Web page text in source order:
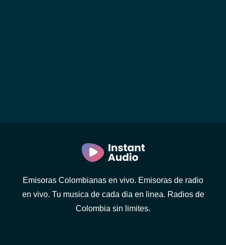
Emisoras Colombianas en vivo. Emisoras de radio
en vivo. Tu musica de cada dia en linea. Radios de
Colombia sin limites.